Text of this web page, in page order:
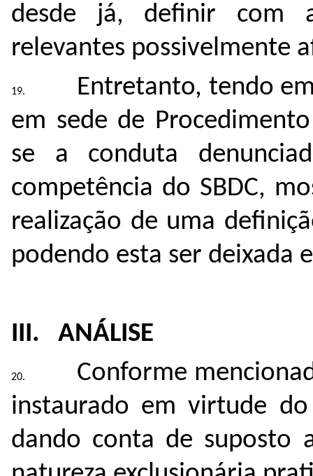
desde já, definir com
relevantes possivelmente
Entretanto, tendo
em sede de
se a conduta
competência do SBDC,
realização de uma
podendo esta ser deixada
III. ANÁLISE
Conforme
instaurado em virtude do
dando conta de suposto